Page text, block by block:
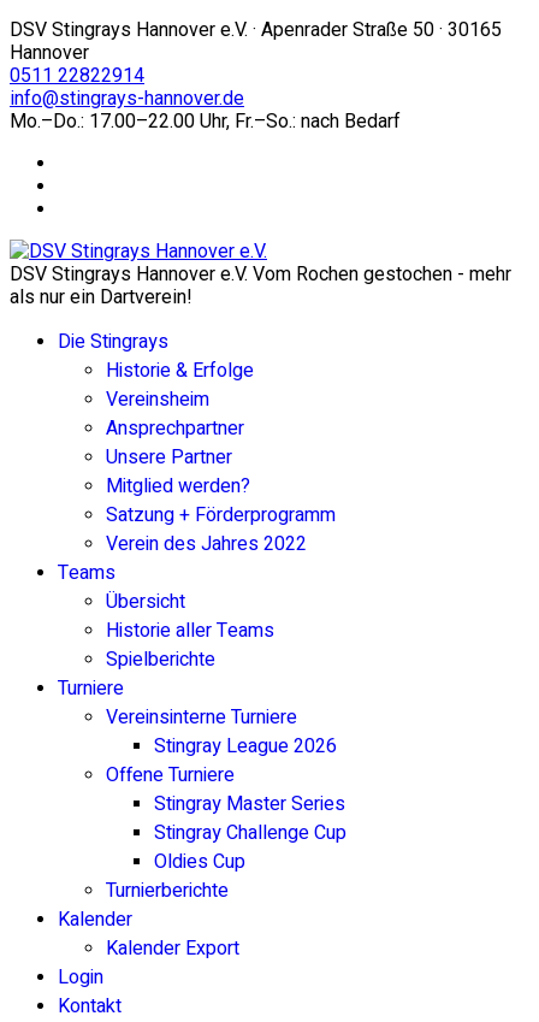
DSV Stingrays Hannover e.V. · Apenrader Straße 50 · 30165
Hannover
0511 22822914
info@stingrays-hannover.de
Mo.–Do.: 17.00–22.00 Uhr, Fr.–So.: nach Bedarf
DSV Stingrays Hannover e.V. Vom Rochen gestochen - mehr
als nur ein Dartverein!
Die Stingrays
Historie & Erfolge
Vereinsheim
Ansprechpartner
Unsere Partner
Mitglied werden?
Satzung + Förderprogramm
Verein des Jahres 2022
Teams
Übersicht
Historie aller Teams
Spielberichte
Turniere
Vereinsinterne Turniere
Stingray League 2026
Offene Turniere
Stingray Master Series
Stingray Challenge Cup
Oldies Cup
Turnierberichte
Kalender
Kalender Export
Login
Kontakt